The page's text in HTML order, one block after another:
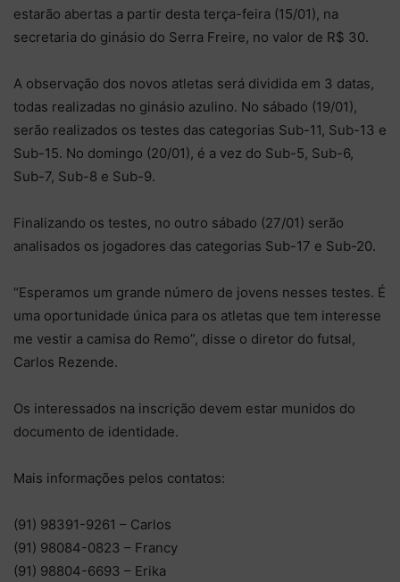
estarão abertas a partir desta terça-feira (15/01), na
secretaria do ginásio do Serra Freire, no valor de R$ 30.
A observação dos novos atletas será dividida em 3 datas,
todas realizadas no ginásio azulino. No sábado (19/01),
serão realizados os testes das categorias Sub-11, Sub-13 e
Sub-15. No domingo (20/01), é a vez do Sub-5, Sub-6,
Sub-7, Sub-8 e Sub-9.
Finalizando os testes, no outro sábado (27/01) serão
analisados os jogadores das categorias Sub-17 e Sub-20.
“Esperamos um grande número de jovens nesses testes. É
uma oportunidade única para os atletas que tem interesse
me vestir a camisa do Remo”, disse o diretor do futsal,
Carlos Rezende.
Os interessados na inscrição devem estar munidos do
documento de identidade.
Mais informações pelos contatos:
(91) 98391-9261 – Carlos
(91) 98084-0823 – Francy
(91) 98804-6693 – Erika